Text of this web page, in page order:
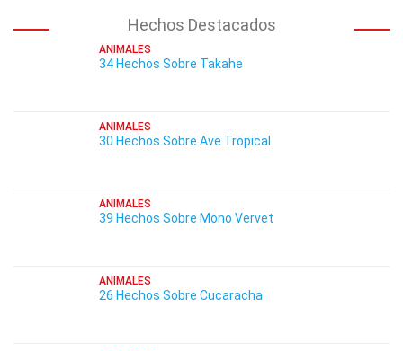
Hechos Destacados
ANIMALES
34 Hechos Sobre Takahe
ANIMALES
30 Hechos Sobre Ave Tropical
ANIMALES
39 Hechos Sobre Mono Vervet
ANIMALES
26 Hechos Sobre Cucaracha